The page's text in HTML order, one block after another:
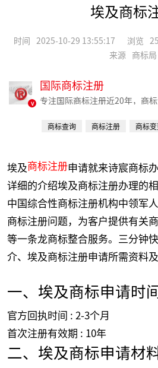
埃及商标
时间 2025-10-29 13:55:17 浏览
来源 商标局
v
国际商标注册
专注国际商标注册近20年，商标
商标查询 商标注册 商标
埃及商标注册申请就来诗宸商标
详细的介绍埃及商标注册办理的
中国综合性商标注册机构中领军
商标注册问题，为客户提供有关
等一条龙商标整合服务。三分钟
介、埃及商标注册申请所需资料及
一、埃及商标申请时
官方回执时间 : 2-3个月
首次注册有效期 : 10年
二、埃及商标申请材